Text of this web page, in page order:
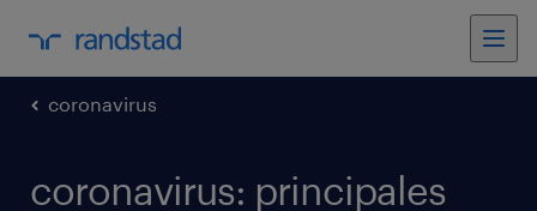
coronavirus
coronavirus: principales